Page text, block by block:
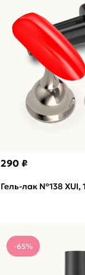
290 ₽
Гель-лак №138 XUI,
-65%